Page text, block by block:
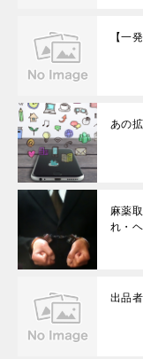
【一
あの
麻薬
れ・
出品